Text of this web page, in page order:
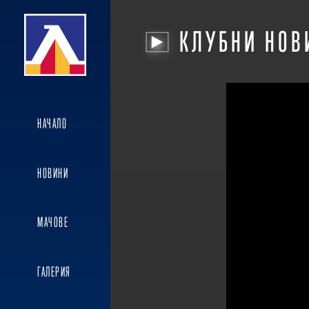
НАЧАЛО
НОВИНИ
МАЧОВЕ
ГАЛЕРИЯ
КЛУБНИ